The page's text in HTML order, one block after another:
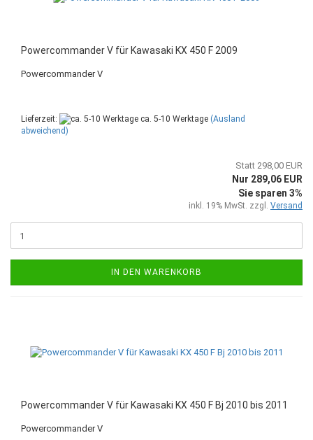
Powercommander V für Kawasaki KX 450 F 2009
Powercommander V
Lieferzeit: ca. 5-10 Werktage (Ausland
abweichend)
Statt 298,00 EUR
Nur 289,06 EUR
Sie sparen 3%
inkl. 19% MwSt. zzgl. Versand
IN DEN WARENKORB
Powercommander V für Kawasaki KX 450 F Bj 2010 bis 2011
Powercommander V